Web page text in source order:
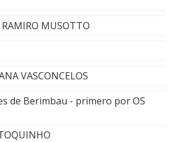
MUSOTTO
VASCONCELOS
de Berimbau - primero por OS